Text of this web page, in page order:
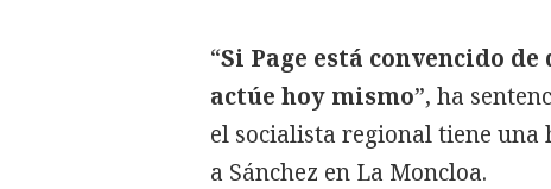
“Si Page está convencido
actúe hoy mismo”, ha
el socialista regional tiene
a Sánchez en La Moncloa.